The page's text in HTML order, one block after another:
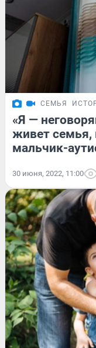
СЕМЬЯ
«Я —
живет семья,
мальчик-
30 июня, 2022, 11:00